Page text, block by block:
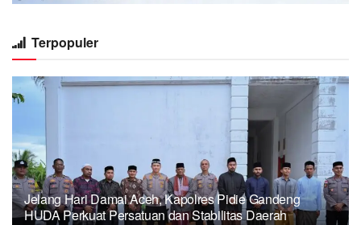
Terpopuler
Jelang Hari Damai Aceh, Kapolres Pidie Gandeng
HUDA Perkuat Persatuan dan Stabilitas Daerah